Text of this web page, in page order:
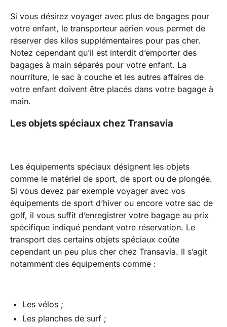
Si vous désirez voyager avec plus de bagages pour
votre enfant, le transporteur aérien vous permet de
réserver des kilos supplémentaires pour pas cher.
Notez cependant qu’il est interdit d’emporter des
bagages à main séparés pour votre enfant. La
nourriture, le sac à couche et les autres affaires de
votre enfant doivent être placés dans votre bagage à
main.
Les objets spéciaux chez Transavia
Les équipements spéciaux désignent les objets
comme le matériel de sport, de sport ou de plongée.
Si vous devez par exemple voyager avec vos
équipements de sport d’hiver ou encore votre sac de
golf, il vous suffit d’enregistrer votre bagage au prix
spécifique indiqué pendant votre réservation. Le
transport des certains objets spéciaux coûte
cependant un peu plus cher chez Transavia. Il s’agit
notamment des équipements comme :
Les vélos ;
Les planches de surf ;